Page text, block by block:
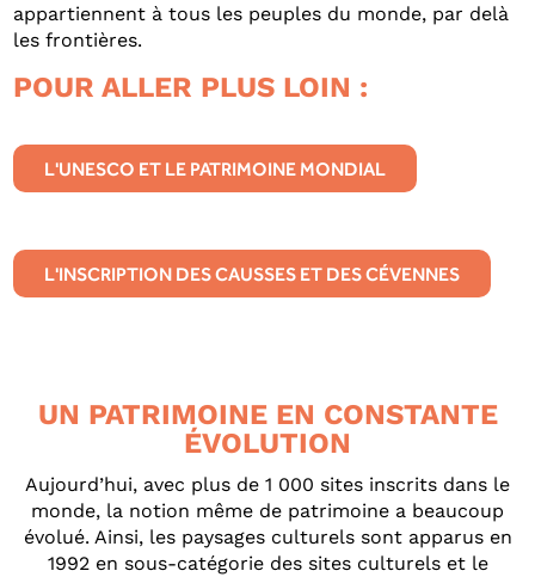
appartiennent à tous les peuples du monde, par delà
les frontières.
POUR ALLER PLUS LOIN :
L'UNESCO ET LE PATRIMOINE MONDIAL
L'INSCRIPTION DES CAUSSES ET DES CÉVENNES
UN PATRIMOINE EN CONSTANTE
ÉVOLUTION
Aujourd’hui, avec plus de 1 000 sites inscrits dans le
monde, la notion même de patrimoine a beaucoup
évolué. Ainsi, les paysages culturels sont apparus en
1992 en sous-catégorie des sites culturels et le